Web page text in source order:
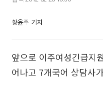
황윤주 기자
앞으로 이주여성긴급지
어나고 7개국어 상담사